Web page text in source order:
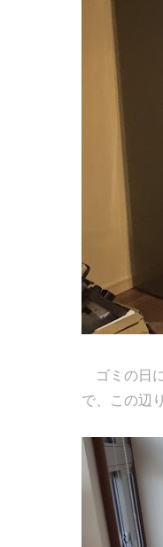
ゴミの日
で、この辺